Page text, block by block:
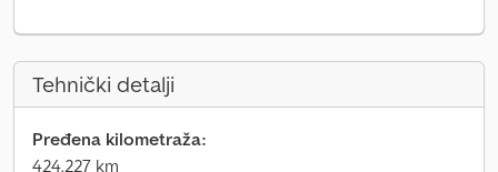
Tehnički detalji
Pređena kilometraža:
424.227 km